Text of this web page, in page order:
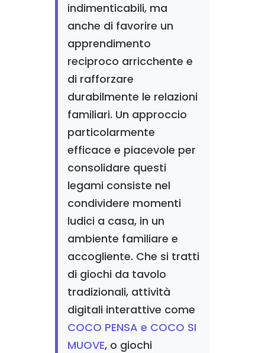
indimenticabili, ma
anche di favorire un
apprendimento
reciproco arricchente e
di rafforzare
durabilmente le relazioni
familiari. Un approccio
particolarmente
efficace e piacevole per
consolidare questi
legami consiste nel
condividere momenti
ludici a casa, in un
ambiente familiare e
accogliente. Che si tratti
di giochi da tavolo
tradizionali, attività
digitali interattive come
COCO PENSA e COCO SI
MUOVE, o giochi